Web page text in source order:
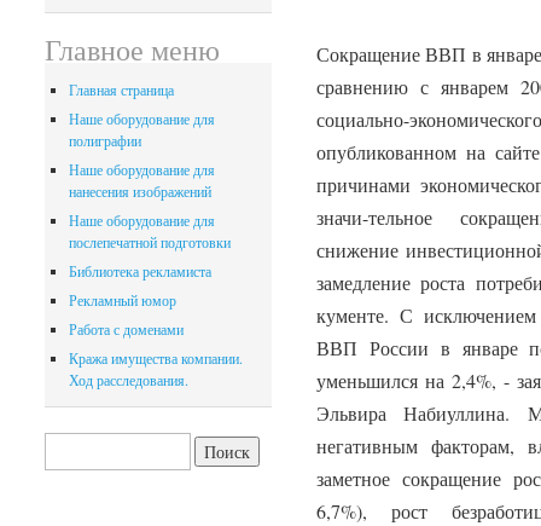
Сокращение ВВП в
сравнению с январем
социально-
опубликованном на
причинами
значи-тельное
снижение
замедление роста
кументе. С исключением
ВВП России в январе
уменьшился на 2,4%, -
Эльвира Набиуллина.
негативным факторам,
заметное сокращение
6,7%), рост
Главное меню
Главная страница
Наше оборудование для
полиграфии
Наше оборудование для
нанесения изображений
Наше оборудование для
послепечатной подготовки
Библиотека рекламиста
Рекламный юмор
Работа с доменами
Кража имущества компании.
Ход расследования.